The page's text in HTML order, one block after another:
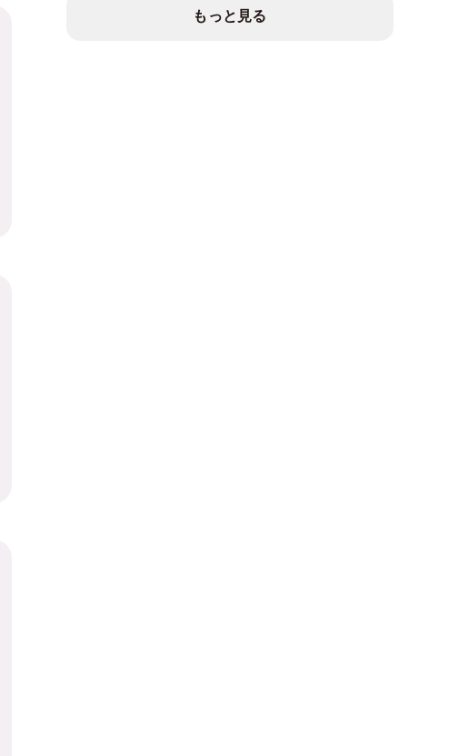
もっと見る